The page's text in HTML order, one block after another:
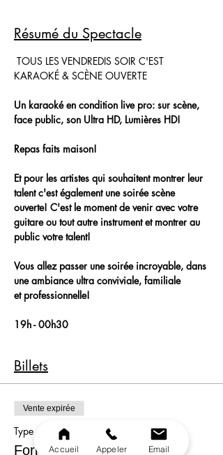
Résumé du Spectacle
TOUS LES VENDREDIS SOIR C'EST
KARAOKÉ & SCÈNE OUVERTE
Un karaoké en condition live pro: sur scène,
face public, son Ultra HD, Lumières HD!
Repas faits maison!
Et pour les artistes qui souhaitent montrer leur
talent c'est également une soirée scène
ouverte! C'est le moment de venir avec votre
guitare ou tout autre instrument et montrer au
public votre talent!
Vous allez passer une soirée incroyable, dans
une ambiance ultra conviviale, familiale
et professionnelle!
19h - 00h30
Billets
Vente expirée
Type de billet
FormuleAccueil Appeler Email